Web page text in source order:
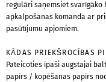
regulāri saņemsiet svarīgāko
apkalpošanas komanda ar
pasūtījumu apjomiem.
KĀDAS PRIEKŠROCĪBAS
Pateicoties īpaši augstajai
papīrs / kopēšanas papīrs